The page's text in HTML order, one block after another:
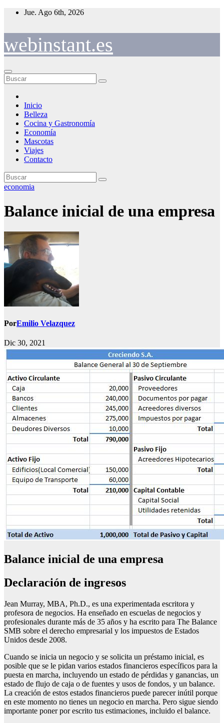
Saltar
Jue. Ago 6th, 2026
webinstant.es
Inicio
Belleza
Cocina y Gastronomía
Economía
Mascotas
Viajes
Contacto
economia
Balance inicial de una empresa
PorEmilio Velazquez
Dic 30, 2021
Balance inicial de una empresa
Declaración de ingresos
Jean Murray, MBA, Ph.D., es una experimentada escritora y
profesora de negocios. Ha enseñado en escuelas de negocios y
profesionales durante más de 35 años y ha escrito para The Balance
SMB sobre el derecho empresarial y los impuestos de Estados
Unidos desde 2008.
Cuando se inicia un negocio y se solicita un préstamo inicial, es
posible que se le pidan varios estados financieros específicos para la
puesta en marcha, incluyendo un estado de pérdidas y ganancias, un
estado de flujo de caja o de fuentes y usos de fondos, y un balance.
La creación de estos estados financieros puede parecer inútil porque
en este momento no tienes un negocio en marcha. Pero sigue siendo
importante poner por escrito tus estimaciones, incluido el balance.